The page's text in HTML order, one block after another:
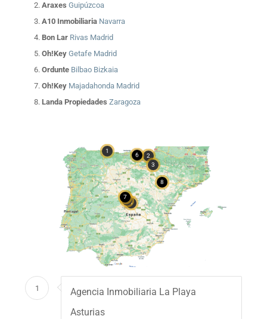
AraxesGuipúzcoa
A10 Inmobiliaria Navarra
Bon Lar Rivas Madrid
Oh!KeyGetafe Madrid
Ordunte Bilbao Bizkaia
Oh!Key Majadahonda Madrid
Landa Propiedades Zaragoza
1
2
3
4
5
6
7
8
1
Agencia Inmobiliaria La Playa
Asturias